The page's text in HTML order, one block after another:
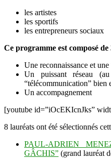
les artistes
les sportifs
les entrepreneurs sociaux
Ce programme est composé
Une reconnaissance et
Un puissant réseau
“télécommunication” bien
Un accompagnement
[youtube id=”iOcEKIcnJks”
8 lauréats ont été sélectionnés
PAUL-ADRIEN
GÂCHIS” (grand lauréat